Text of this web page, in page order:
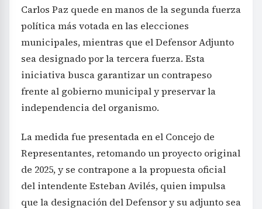
Carlos Paz quede en manos de la segunda fuerza
política más votada en las elecciones
municipales, mientras que el Defensor Adjunto
sea designado por la tercera fuerza. Esta
iniciativa busca garantizar un contrapeso
frente al gobierno municipal y preservar la
independencia del organismo.
La medida fue presentada en el Concejo de
Representantes, retomando un proyecto original
de 2025, y se contrapone a la propuesta oficial
del intendente Esteban Avilés, quien impulsa
que la designación del Defensor y su adjunto sea